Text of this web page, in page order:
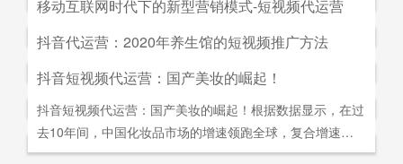
的普及，成为了视频流媒体、移动应用和程序化广告发展的
信息的接收已经从图文时代转向了视听时代，而营销方式也
从单一的PC搜索引擎向多媒体、多领域转移，短视频、直
生的目的。那么，大学宣传片如何拍摄呢？有哪些作用？下
面小编就来为大家简单介绍一下。
一是创建自己的个人IP品牌,比如李子柒；二是创建代表生
活方式的品牌, 比如“一条”。前者就是基于达人的影响力创
建品牌,以IP名为品牌名,以达人为 品牌背书,这种模式其实更
像粉丝经济。普通用户受短视频内容的吸引 成为达人的粉
丝,进而成为产生实际购买行为的用户。实践证明,只要 IP足
够打动人心,他们就能爆发出巨大的影响力。以李子柒为例,
李子柒凭借短视频积累了千万粉丝,后在淘宝平台开设店铺,
月4日（星期二）上班。在此期间，如果您有需要我们提供
服务的地方可直接在网站留言板块进行留言，上班后，我们
会及时回复；如有紧急事项可拨打0791-88196636进行咨
询。
移动互联网时代下的新型营销模式-短视频代运营
移动互联网时代下的新型营销模式-短视频代运营。创意营
的含义发生了新的变化，是以创意表达的内容为连接的、以
社交分享和算法匹配为，主要传播信道的用户参与共创的新
型整合营销模式。
抖音代运营：2020年养生馆的短视频推广方法
抖音代运营：2020年养生馆的短视频推广方法.南昌莫非文
告及网络营销领域的公司，是国内领先的一站式全网营销推
广创新型服务平台。主营：蓝V认证，抖音，快手短视频代
抖音短视频代运营：国产美妆的崛起！
抖音短视频代运营：国产美妆的崛起！根据数据显示，在过
去10年间，中国化妆品市场的增速领跑全球，复合增速达9.
5%。庞大的市场让国产美妆迅速崛起，其中，完美日记一